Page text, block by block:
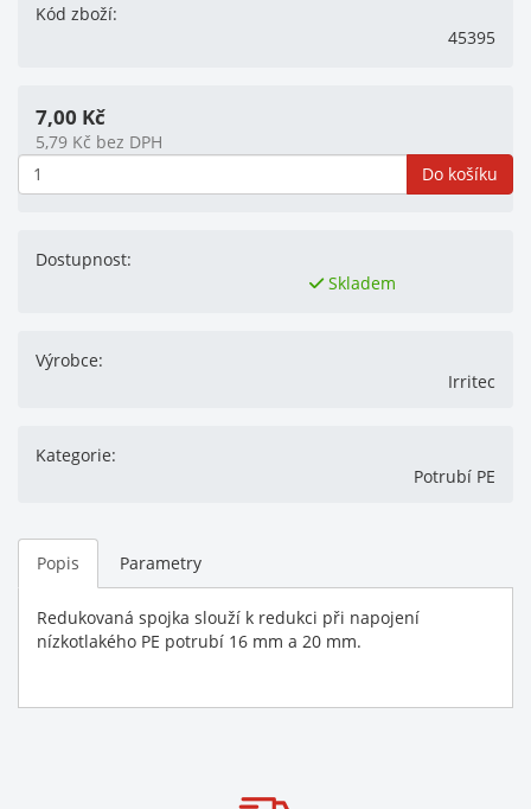
Kód zboží:
45395
7,00 Kč
5,79 Kč bez DPH
Do košíku
Dostupnost:
Skladem
Výrobce:
Irritec
Kategorie:
Potrubí PE
Popis Parametry
Redukovaná spojka slouží k redukci při napojení
nízkotlakého PE potrubí 16 mm a 20 mm.